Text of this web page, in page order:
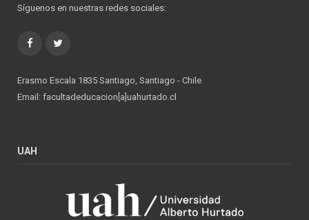
Síguenos en nuestras redes sociales:
Facebook
Erasmo Escala 1835 Santiago, Santiago - Chile
Email: facultadeducacion[a]uahurtado.cl
UAH